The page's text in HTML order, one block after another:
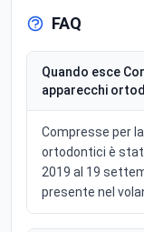
FAQ
Quando esce
apparecchi
Compresse per
ortodontici è
2019 al 19
presente nel